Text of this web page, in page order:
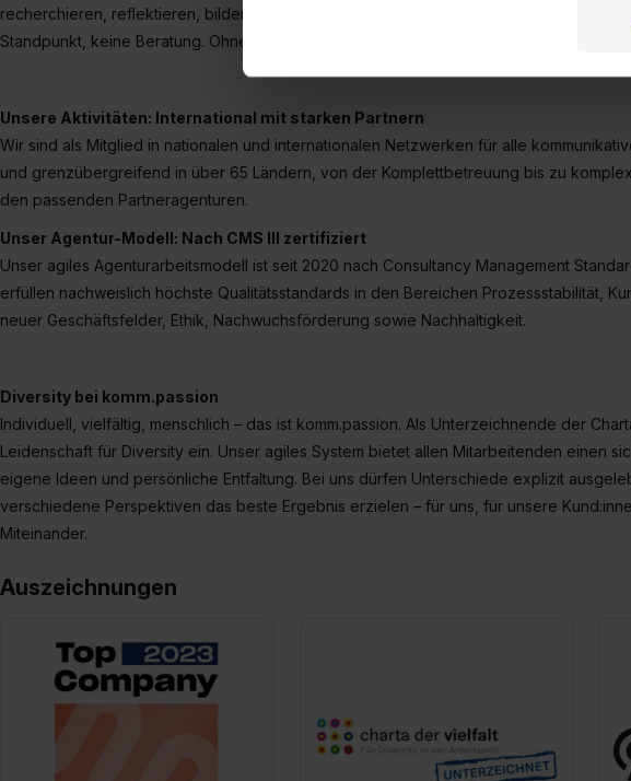
zu. . In diesem Fall sowie bei der separaten
einverstanden, dass dir nach Setzen der
Verwendungszwecke zulassen, triff deine
Einwilligung zur Platzierung von Cookies der
umfasst hierbei die Einwilligung zur
„Datenschutz-Einstellungen“ widerrufen.
„Details zeigen“. Weitere Informationen:
recherchieren, reflektieren, bilden uns eine Meinung, finden einen passenden
Standpunkt, keine Beratung. Ohne Standpunkt, keine gute Kreation.
Unsere Aktivitäten: International mit starken Partnern
Wir sind als Mitglied in nationalen und internationalen Netzwerken für alle
und grenzübergreifend in über 65 Ländern, von der Komplettbetreuung bis zu
den passenden Partneragenturen.
Unser Agentur-Modell: Nach CMS III zertifiziert
Unser agiles Agenturarbeitsmodell ist seit 2020 nach Consultancy Management
erfüllen nachweislich höchste Qualitätsstandards in den Bereichen Prozessstabilität,
neuer Geschäftsfelder, Ethik, Nachwuchsförderung sowie Nachhaltigkeit.
Diversity bei komm.passion
Individuell, vielfältig, menschlich – das ist komm.passion. Als Unterzeichnende der
Leidenschaft für Diversity ein. Unser agiles System bietet allen Mitarbeitenden einen
eigene Ideen und persönliche Entfaltung. Bei uns dürfen Unterschiede explizit
verschiedene Perspektiven das beste Ergebnis erzielen – für uns, für unsere
Miteinander.
Auszeichnungen